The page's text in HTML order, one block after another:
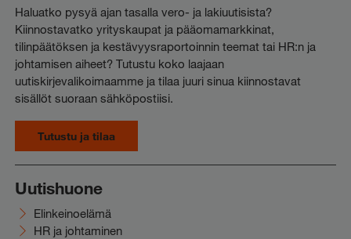
Haluatko pysyä ajan tasalla vero- ja lakiuutisista?
Kiinnostavatko yrityskaupat ja pääomamarkkinat,
tilinpäätöksen ja kestävyysraportoinnin teemat tai HR:n ja
johtamisen aiheet? Tutustu koko laajaan
uutiskirjevalikoimaamme ja tilaa juuri sinua kiinnostavat
sisällöt suoraan sähköpostiisi.
Tutustu ja tilaa
Uutishuone
Elinkeinoelämä
HR ja johtaminen